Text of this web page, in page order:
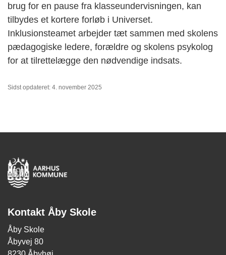
brug for en pause fra klasseundervisningen, kan
tilbydes et kortere forløb i Universet.
Inklusionsteamet arbejder tæt sammen med skolens
pædagogiske ledere, forældre og skolens psykolog
for at tilrettelægge den nødvendige indsats.
Sidst opdateret: 4. november 2025
Kontakt Åby Skole
Åby Skole
Åbyvej 80